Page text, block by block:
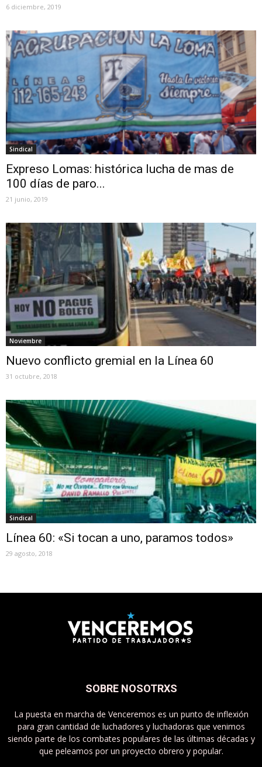
6 diciembre, 2019
Sindical
Expreso Lomas: histórica lucha de mas de
100 días de paro...
21 junio, 2019
Noviembre
Nuevo conflicto gremial en la Línea 60
31 octubre, 2018
Sindical
Línea 60: «Si tocan a uno, paramos todos»
29 agosto, 2018
SOBRE NOSOTRXS
La puesta en marcha de Venceremos es un punto de inflexión
para gran cantidad de luchadores y luchadoras que venimos
siendo parte de los combates populares de las últimas décadas y
que peleamos por un proyecto obrero y popular.